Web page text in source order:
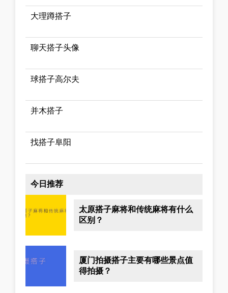
大理蹲搭子
聊天搭子头像
球搭子高尔夫
并木搭子
找搭子阜阳
今日推荐
太原搭子麻将和传统麻将有什么
区别？
厦门拍摄搭子主要有哪些景点值
得拍摄？